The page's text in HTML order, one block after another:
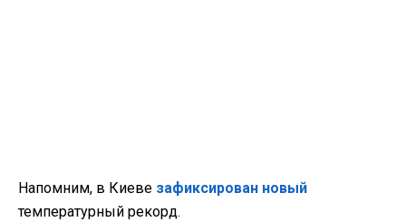
Напомним, в Киеве зафиксирован новый
температурный рекорд.